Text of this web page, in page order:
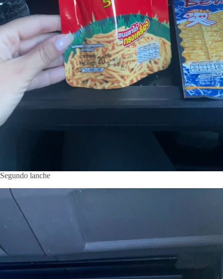
Segundo lanche